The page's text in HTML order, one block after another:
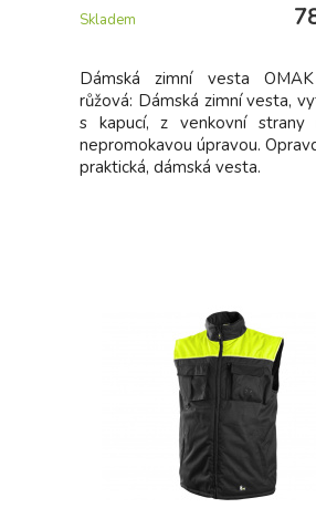
Skladem
Dámská zimní vesta
růžová: Dámská zimní vesta,
s kapucí, z venkovní strany
nepromokavou úpravou.
praktická, dámská vesta.